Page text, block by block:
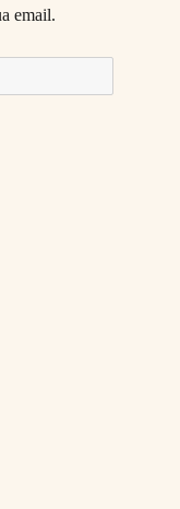
từ chức”
email.